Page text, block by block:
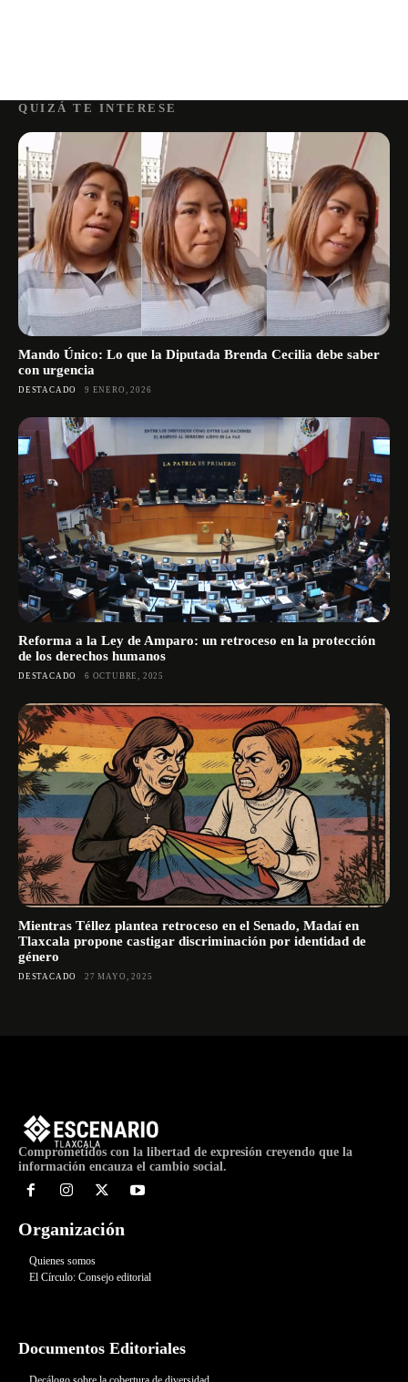
QUIZÁ TE INTERESE
Mando Único: Lo que la Diputada Brenda Cecilia debe saber
con urgencia
DESTACADO 9 ENERO, 2026
Reforma a la Ley de Amparo: un retroceso en la protección
de los derechos humanos
DESTACADO 6 OCTUBRE, 2025
Mientras Téllez plantea retroceso en el Senado, Madaí en
Tlaxcala propone castigar discriminación por identidad de
género
DESTACADO 27 MAYO, 2025
Comprometidos con la libertad de expresión creyendo que la
información encauza el cambio social.
Organización
Quienes somos
El Círculo: Consejo editorial
Documentos Editoriales